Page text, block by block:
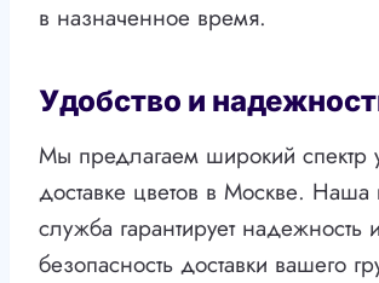
в назначенное время.
Удобство и
Мы предлагаем широкий спектр
доставке цветов в Москве. Наша
служба гарантирует надежность и
безопасность доставки вашего